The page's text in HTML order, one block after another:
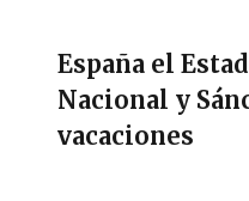
España el
Nacional y
vacaciones